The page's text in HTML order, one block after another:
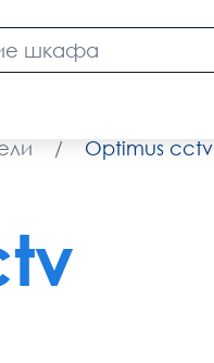
/ Optimus cctv